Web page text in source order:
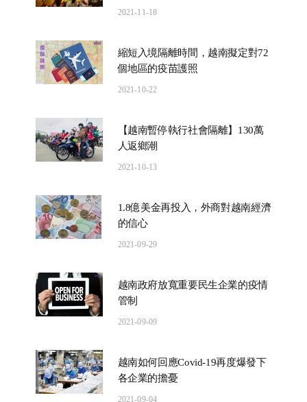
2021-11-18
縮短入境隔離時間，越南擬定對72
個地區的疫苗護照
2021-10-22
【越南暫停執行社會隔離】130萬
人返鄉潮
2021-10-13
1.8億美金再投入，外商對越南經濟
的信心
2021-09-29
越南政府放寬重要民生企業的疫情
管制
2021-09-09
越南如何回應Covid-19再度爆發下
各企業的擔憂
2021-09-04